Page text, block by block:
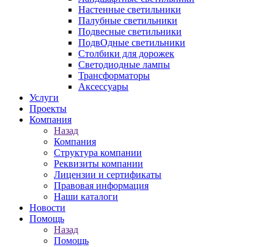
Настенные светильники
Палубные светильники
Подвесные светильники
ПодвОдные светильники
Столбики для дорожек
Светодиодные лампы
Трансформаторы
Аксессуары
Услуги
Проекты
Компания
Назад
Компания
Структура компании
Реквизиты компании
Лицензии и сертификаты
Правовая информация
Наши каталоги
Новости
Помощь
Назад
Помощь